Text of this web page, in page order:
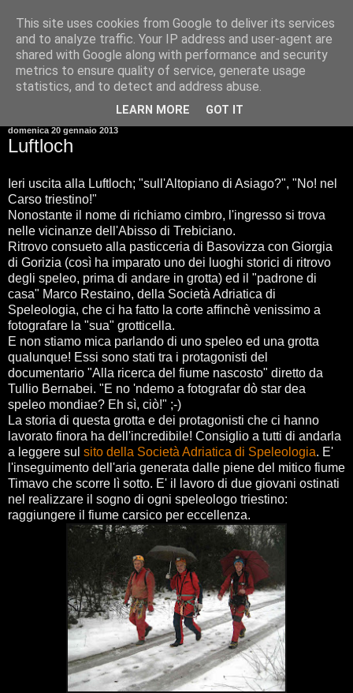
domenica 20 gennaio 2013
Luftloch
Ieri uscita alla Luftloch; "sull'Altopiano di Asiago?", "No! nel
Carso triestino!"
Nonostante il nome di richiamo cimbro, l'ingresso si trova
nelle vicinanze dell'Abisso di Trebiciano.
Ritrovo consueto alla pasticceria di Basovizza con Giorgia
di Gorizia (così ha imparato uno dei luoghi storici di ritrovo
degli speleo, prima di andare in grotta) ed il "padrone di
casa" Marco Restaino, della Società Adriatica di
Speleologia, che ci ha fatto la corte affinchè venissimo a
fotografare la "sua" grotticella.
E non stiamo mica parlando di uno speleo ed una grotta
qualunque! Essi sono stati tra i protagonisti del
documentario "Alla ricerca del fiume nascosto" diretto da
Tullio Bernabei. "E no 'ndemo a fotografar dò star dea
speleo mondiae? Eh sì, ciò!" ;-)
La storia di questa grotta e dei protagonisti che ci hanno
lavorato finora ha dell'incredibile! Consiglio a tutti di andarla
a leggere sul sito della Società Adriatica di Speleologia. E'
l'inseguimento dell'aria generata dalle piene del mitico fiume
Timavo che scorre lì sotto. E' il lavoro di due giovani ostinati
nel realizzare il sogno di ogni speleologo triestino:
raggiungere il fiume carsico per eccellenza.
This site uses cookies from Google to deliver its services
and to analyze traffic. Your IP address and user-agent are
shared with Google along with performance and security
metrics to ensure quality of service, generate usage
statistics, and to detect and address abuse.
LEARN MORE GOT IT